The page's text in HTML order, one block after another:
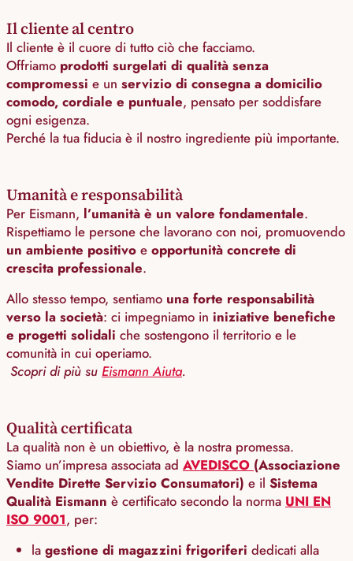
Il cliente al centro
Il cliente è il cuore di tutto ciò che facciamo.
Offriamo prodotti surgelati di qualità senza
compromessi e un servizio di consegna a domicilio
comodo, cordiale e puntuale, pensato per soddisfare
ogni esigenza.
Perché la tua fiducia è il nostro ingrediente più importante.
Umanità e responsabilità
Per Eismann, l’umanità è un valore fondamentale.
Rispettiamo le persone che lavorano con noi, promuovendo
un ambiente positivo e opportunità concrete di
crescita professionale.
Allo stesso tempo, sentiamo una forte responsabilità
verso la società: ci impegniamo in iniziative benefiche
e progetti solidali che sostengono il territorio e le
comunità in cui operiamo.
Scopri di più su Eismann Aiuta.
Qualità certificata
La qualità non è un obiettivo, è la nostra promessa.
Siamo un’impresa associata ad AVEDISCO (Associazione
Vendite Dirette Servizio Consumatori) e il Sistema
Qualità Eismann è certificato secondo la norma UNI EN
ISO 9001, per:
la gestione di magazzini frigoriferi dedicati alla